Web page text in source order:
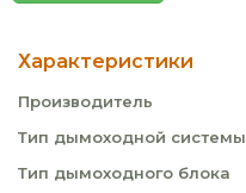
Характеристики
Производитель
Тип дымоходной системы
Тип дымоходного блока